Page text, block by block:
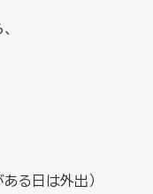
る日は外出）